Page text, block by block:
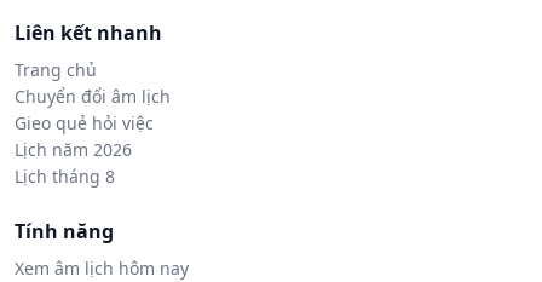
Liên kết nhanh
Trang chủ
Chuyển đổi âm lịch
Gieo quẻ hỏi việc
Lịch năm 2026
Lịch tháng 8
Tính năng
Xem âm lịch hôm nay